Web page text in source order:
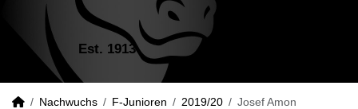
Est. 1913
Nachwuchs F-Junioren 2019/20 Josef Amon